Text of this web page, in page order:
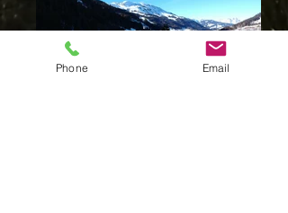
Phone Email